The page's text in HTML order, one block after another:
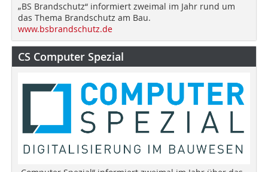
„BS Brandschutz“ informiert zweimal im Jahr rund um
das Thema Brandschutz am Bau.
www.bsbrandschutz.de
CS Computer Spezial